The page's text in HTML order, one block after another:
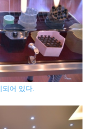
어 있다.